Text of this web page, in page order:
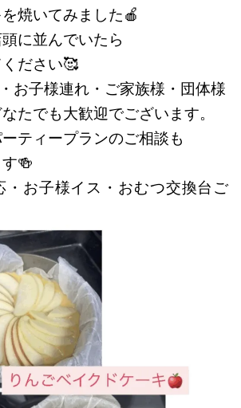
焼いてみました🍎
に並んでいたら
ださい🥰
お子様連れ・ご家族様・団体様
たでも大歓迎でございます。
ティープランのご相談も
🍻
・お子様イス・おむつ交換台ご